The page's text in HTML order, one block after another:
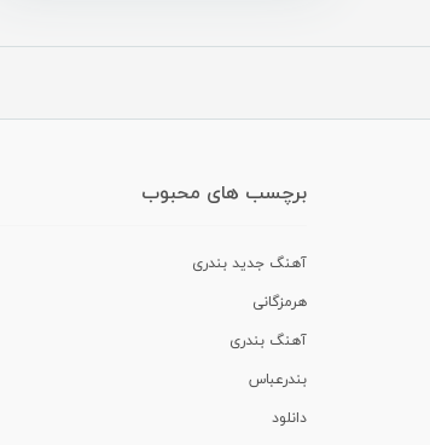
برچسب های محبوب
آهنگ جدید بندری
هرمزگانی
آهنگ بندری
بندرعباس
دانلود